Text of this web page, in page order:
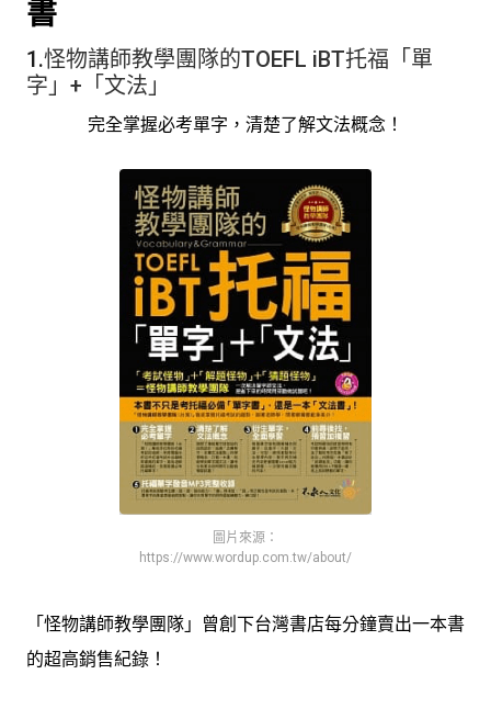
書
1.怪物講師教學團隊的TOEFL iBT托福「單
字」+「文法」
完全掌握必考單字，清楚了解文法概念！
圖片來源：
https://www.wordup.com.tw/about/
「怪物講師教學團隊」曾創下台灣書店每分鐘賣出一本書
的超高銷售紀錄！